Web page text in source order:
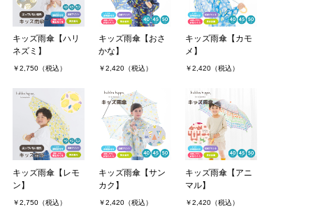
960daikiさん（2件） 購入者
非公開 投稿日：2021年06月11日
めちゃくちゃ可愛い商品です！
ますw
こんな可愛い商品をありがとうございます&#128522;
MORE
キッズ雨傘【ハリ
ネズミ】
￥2,750（税込）
キッズ雨傘【おさ
かな】
￥2,420（税込）
キッズ雨傘【カモ
メ】
￥2,420（税込）
キッズ雨傘【レモ
ン】
￥2,750（税込）
キッズ雨傘【サン
カク】
￥2,420（税込）
キッズ雨傘【アニ
マル】
￥2,420（税込）